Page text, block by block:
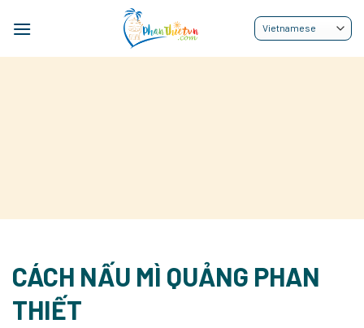
qua
CÁCH NẤU MÌ QUẢNG PHAN
THIẾT